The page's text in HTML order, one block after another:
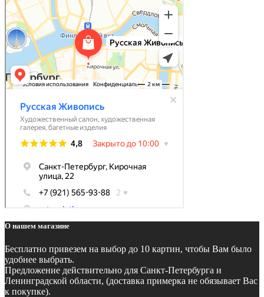
О нашем магазине
Бесплатно привезем на выбор до 10 картин, чтобы Вам было
удобнее выбрать.
Предложение действительно для Санкт-Петербурга и
Ленинградской области, (доставка примерка не обязывает Вас
к покупке).